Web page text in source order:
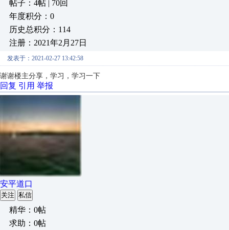
帖子：4帖 | 70回
年度积分：0
历史总积分：114
注册：2021年2月27日
发表于：2021-02-27 13:42:58
谢谢楼主分享，学习，学习一下
回复 引用 举报
安平道口
关注 私信
精华：0帖
求助：0帖